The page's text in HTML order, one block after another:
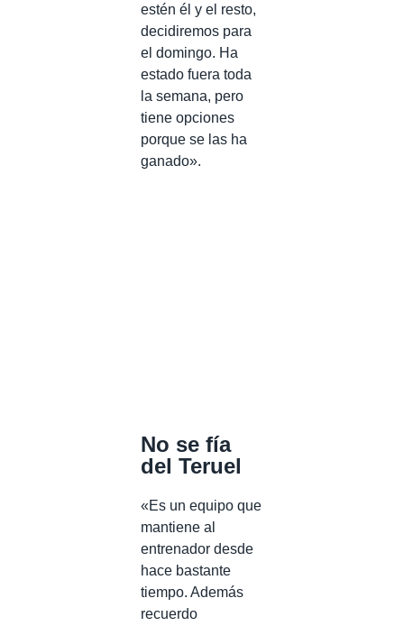
estén él y el resto,
decidiremos para
el domingo. Ha
estado fuera toda
la semana, pero
tiene opciones
porque se las ha
ganado».
No se fía
del Teruel
«Es un equipo que
mantiene al
entrenador desde
hace bastante
tiempo. Además
recuerdo